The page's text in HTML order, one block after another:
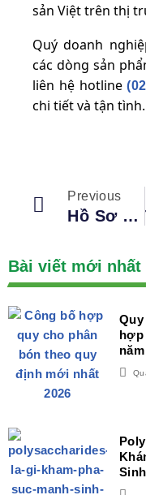
sản Việt trên thị
Quý doanh
các dòng sản
liên hệ hotline
chi tiết và tận tình.
Previous
Hồ Sơ Và Quy Trình Nhập Khẩu Phân Bón Tại Việt Nam Theo Quy Định Mới Nhất
Bài viết mới nhất
Và